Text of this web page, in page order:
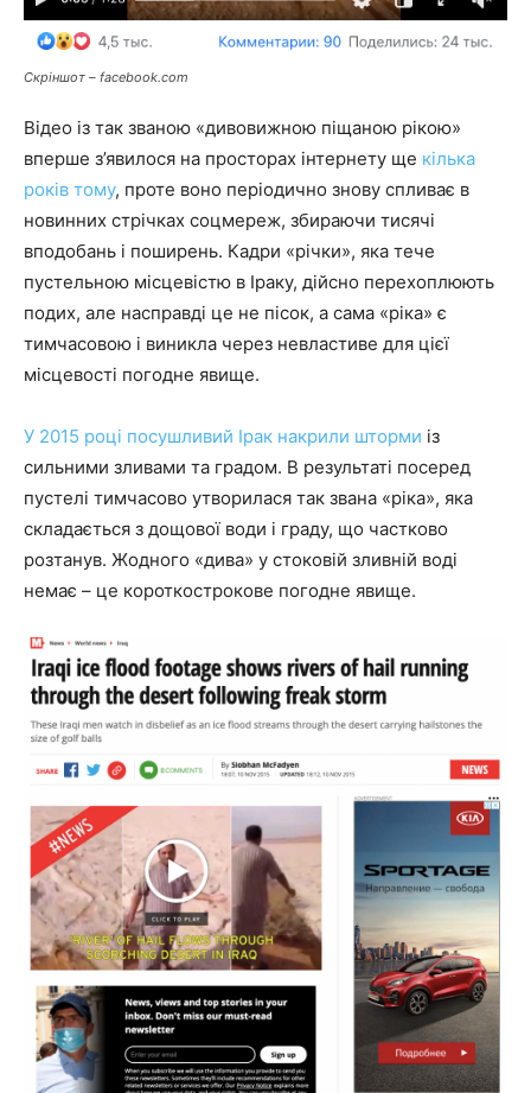
Скріншот – facebook.com
Відео із так званою «дивовижною піщаною рікою»
вперше з’явилося на просторах інтернету ще кілька
років тому, проте воно періодично знову спливає в
новинних стрічках соцмереж, збираючи тисячі
вподобань і поширень. Кадри «річки», яка тече
пустельною місцевістю в Іраку, дійсно перехоплюють
подих, але насправді це не пісок, а сама «ріка» є
тимчасовою і виникла через невластиве для цієї
місцевості погодне явище.
У 2015 році посушливий Ірак накрили шторми із
сильними зливами та градом. В результаті посеред
пустелі тимчасово утворилася так звана «ріка», яка
складається з дощової води і граду, що частково
розтанув. Жодного «дива» у стоковій зливній воді
немає – це короткострокове погодне явище.